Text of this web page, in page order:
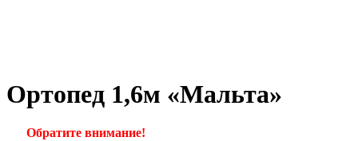
Ортопед 1,6м «Мальта»
Обратите внимание!